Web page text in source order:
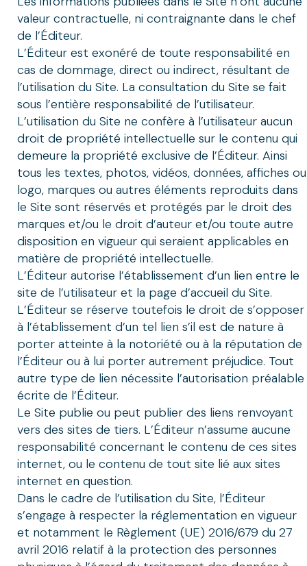
valeur contractuelle, ni contraignante dans le chef
de l’Éditeur.
L’Éditeur est exonéré de toute responsabilité en
cas de dommage, direct ou indirect, résultant de
l’utilisation du Site. La consultation du Site se fait
sous l’entière responsabilité de l’utilisateur.
L’utilisation du Site ne confère à l’utilisateur aucun
droit de propriété intellectuelle sur le contenu qui
demeure la propriété exclusive de l’Éditeur. Ainsi
tous les textes, photos, vidéos, données, affiches ou
logo, marques ou autres éléments reproduits dans
le Site sont réservés et protégés par le droit des
marques et/ou le droit d’auteur et/ou toute autre
disposition en vigueur qui seraient applicables en
matière de propriété intellectuelle.
L’Éditeur autorise l’établissement d’un lien entre le
site de l’utilisateur et la page d’accueil du Site.
L’Éditeur se réserve toutefois le droit de s’opposer
à l’établissement d’un tel lien s’il est de nature à
porter atteinte à la notoriété ou à la réputation de
l’Éditeur ou à lui porter autrement préjudice. Tout
autre type de lien nécessite l’autorisation préalable
écrite de l’Éditeur.
Le Site publie ou peut publier des liens renvoyant
vers des sites de tiers. L’Éditeur n’assume aucune
responsabilité concernant le contenu de ces sites
internet, ou le contenu de tout site lié aux sites
internet en question.
Dans le cadre de l’utilisation du Site, l’Éditeur
s’engage à respecter la réglementation en vigueur
et notamment le Règlement (UE) 2016/679 du 27
avril 2016 relatif à la protection des personnes